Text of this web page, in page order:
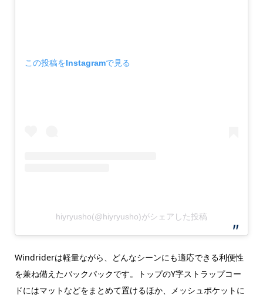
この投稿をInstagramで見る
hiyryusho(@hiyryusho)がシェアした投稿
Windriderは軽量ながら、どんなシーンにも適応できる利便性
を兼ね備えたバックパックです。トップのY字ストラップコー
ドにはマットなどをまとめて置けるほか、メッシュポケットに